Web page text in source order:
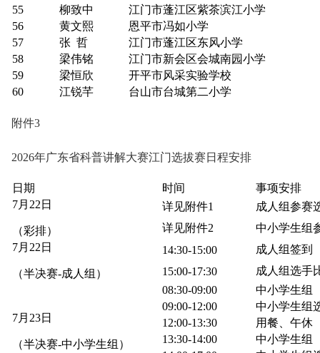
55
柳致中
江门市蓬江区紫茶滨江小学
56
黄文熙
恩平市冯如小学
57
张 哲
江门市蓬江区东风小学
58
梁伟铭
江门市新会区会城南园小学
59
梁恒欣
开平市风采实验学校
60
江锐芊 台山市台城第二小学
附件3
2026年广东省科普讲解大赛江门选拔赛日程安排
日期 时间
事项安排
7月22日
（彩排）
详见附件1
成人组参赛
详见附件2
中小学生组
7月22日
（半决赛-成人组）
14:30-15:00
成人组签到
15:00-17:30
成人组选手
7月23日
（半决赛-中小学生组）
08:30-09:00
中小学生组
09:00-12:00
中小学生组
12:00-13:30
用餐、午休
13:30-14:00
中小学生组